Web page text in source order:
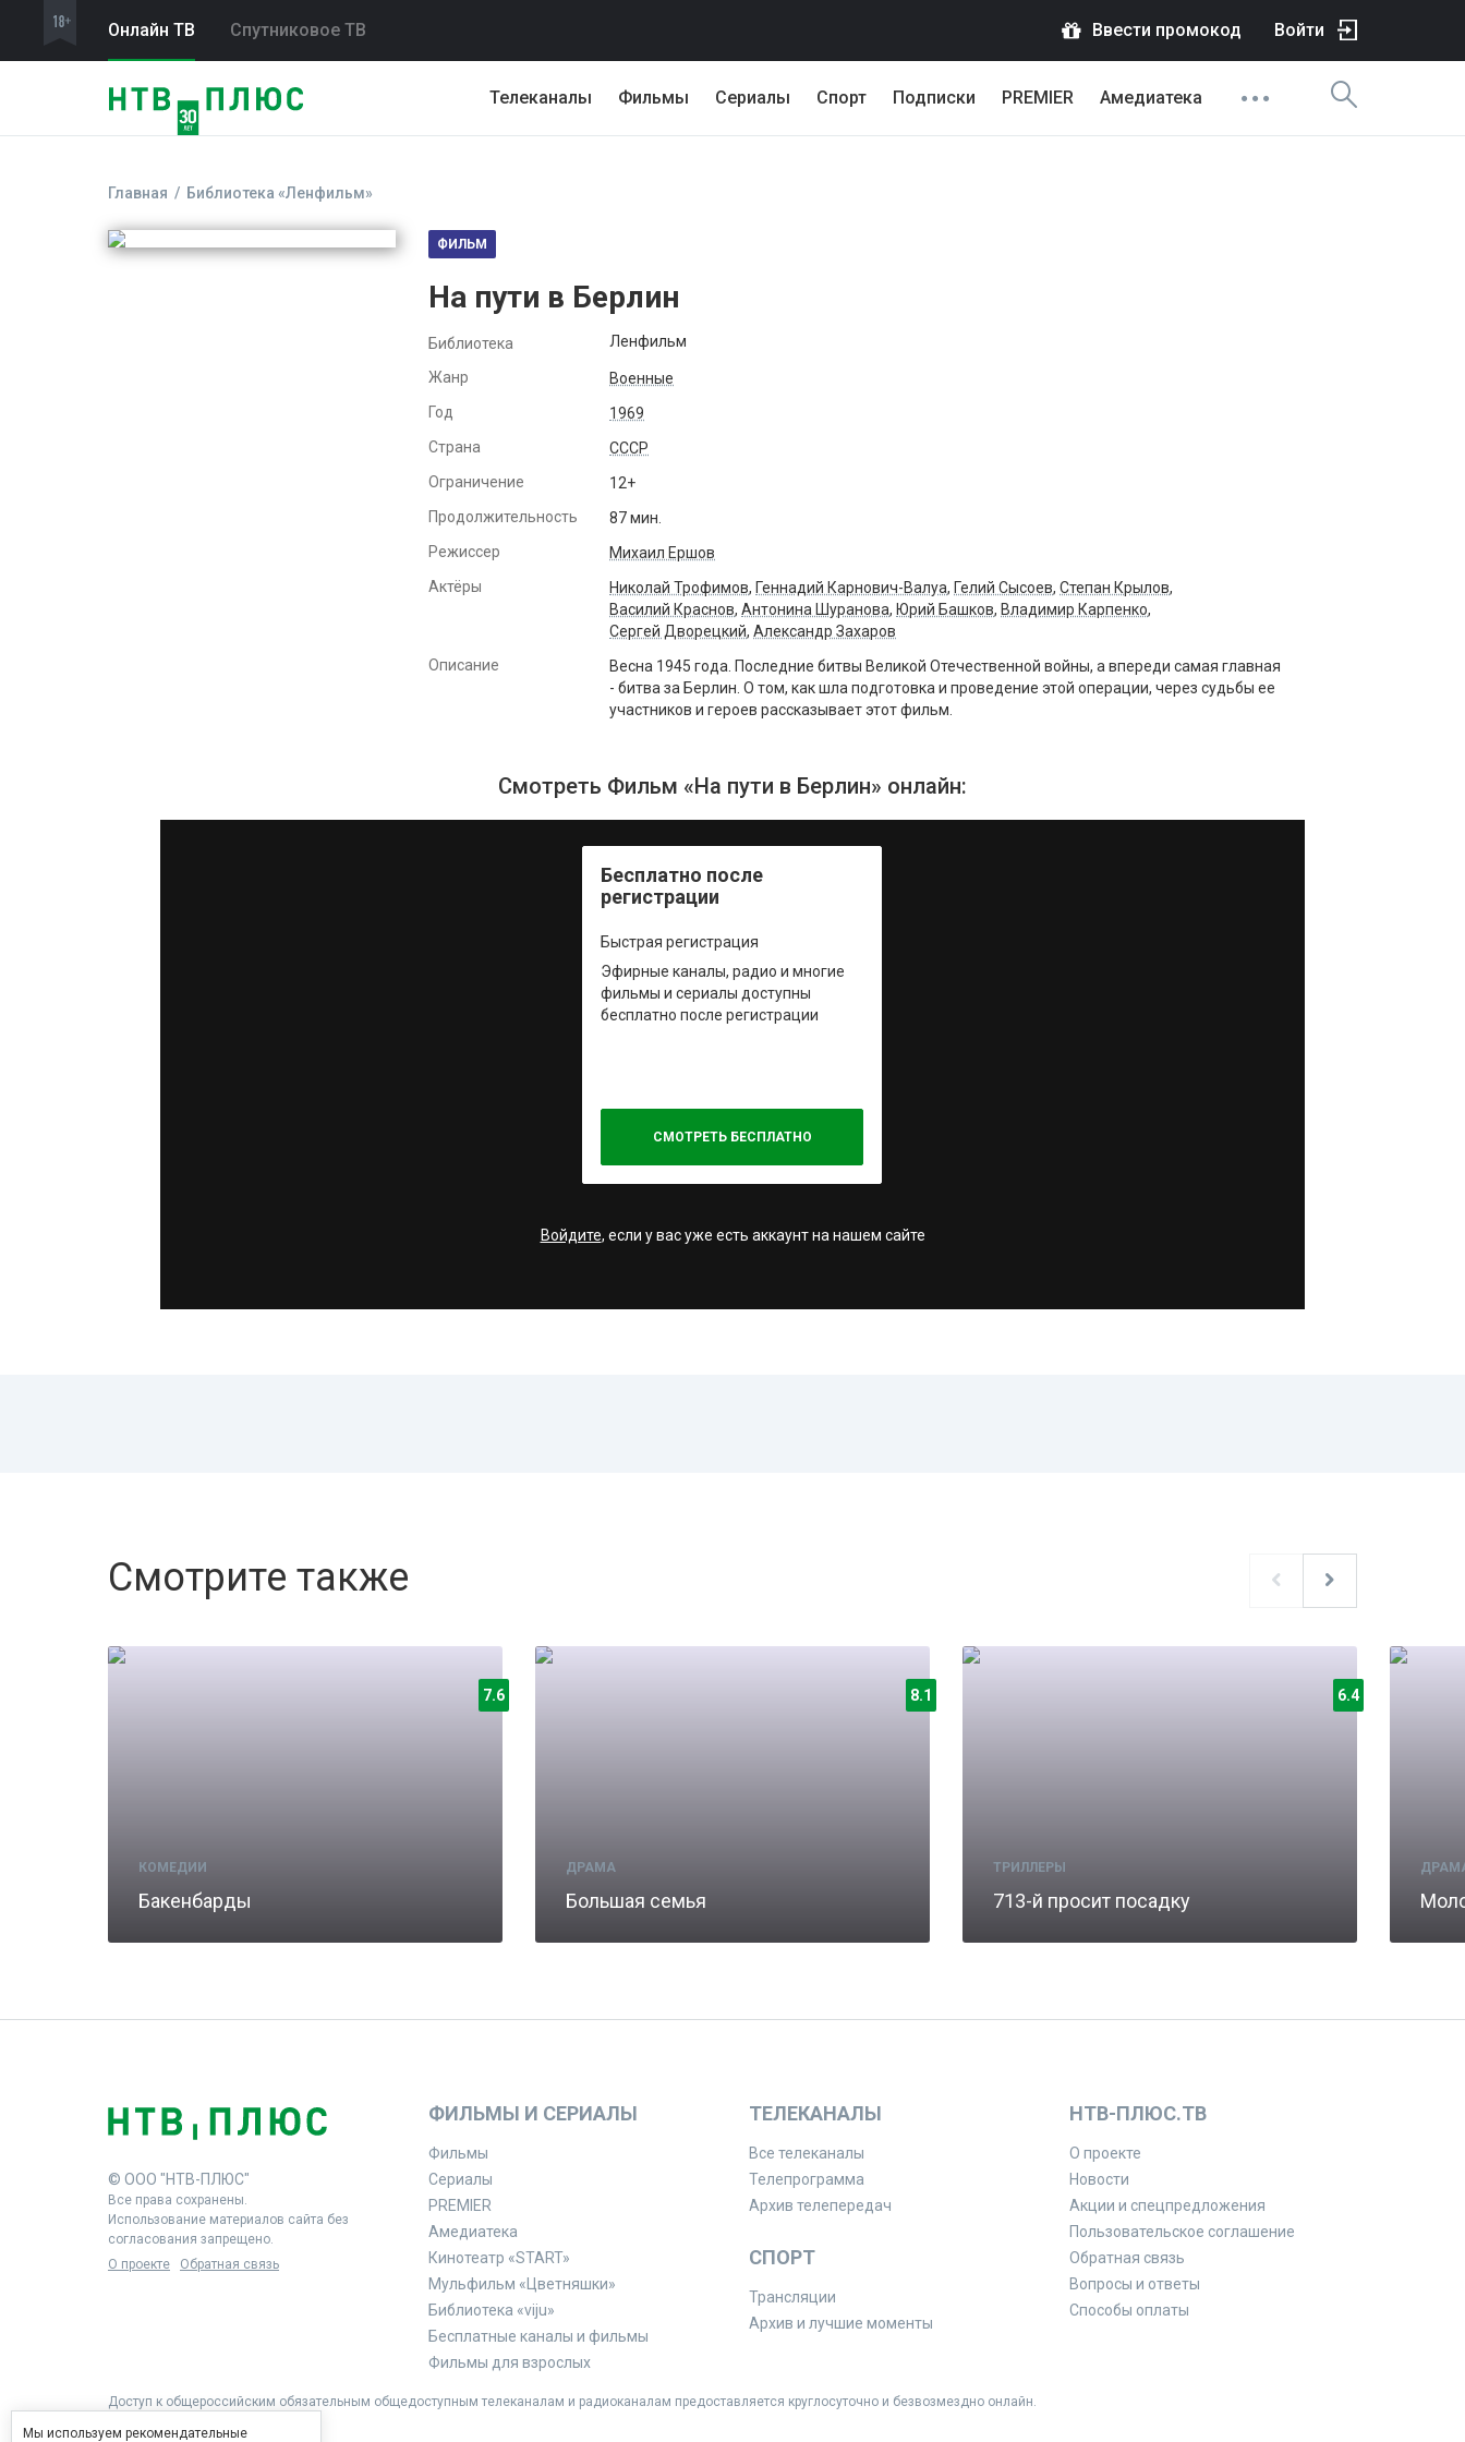
Онлайн ТВ Спутниковое ТВ Ввести промокод Войти
Телеканалы Фильмы Сериалы Спорт Подписки PREMIER Амедиатека
Главная Библиотека «Ленфильм»
ФИЛЬМ
На пути в Берлин
Библиотека Ленфильм
Жанр
Военные
Год
1969
Страна
СССР
Ограничение
12+
Продолжительность
87 мин.
Режиссер
Михаил Ершов
Актёры
Николай Трофимов, Геннадий Карнович-Валуа, Гелий Сысоев, Степан Крылов,
Василий Краснов, Антонина Шуранова, Юрий Башков, Владимир Карпенко,
Сергей Дворецкий, Александр Захаров
Описание
Весна 1945 года. Последние битвы Великой Отечественной войны, а впереди самая главная
- битва за Берлин. О том, как шла подготовка и проведение этой операции, через судьбы ее
участников и героев рассказывает этот фильм.
Смотреть Фильм «На пути в Берлин» онлайн:
Бесплатно после
регистрации
Быстрая регистрация
Эфирные каналы, радио и многие
фильмы и сериалы доступны
бесплатно после регистрации
СМОТРЕТЬ БЕСПЛАТНО
Войдите, если у вас уже есть аккаунт на нашем сайте
Смотрите также
7.6
КОМЕДИИ
Бакенбарды
8.1
ДРАМА
Большая семья
6.4
ТРИЛЛЕРЫ
713-й просит посадку
© ООО "НТВ-ПЛЮС"
Все права сохранены.
Использование материалов сайта без
согласования запрещено.
О проекте
Обратная связь
ФИЛЬМЫ И СЕРИАЛЫ
Фильмы
Сериалы
PREMIER
Амедиатека
Кинотеатр «START»
Мульфильм «Цветняшки»
Библиотека «viju»
Бесплатные каналы и фильмы
Фильмы для взрослых
ТЕЛЕКАНАЛЫ
Все телеканалы
Телепрограмма
Архив телепередач
СПОРТ
Трансляции
Архив и лучшие моменты
НТВ-ПЛЮС.ТВ
О проекте
Новости
Акции и спецпредложения
Пользовательское соглашение
Обратная связь
Вопросы и ответы
Способы оплаты
Доступ к общероссийским обязательным общедоступным телеканалам и радиоканалам предоставляется круглосуточно и безвозмездно онлайн.
Мы используем рекомендательные